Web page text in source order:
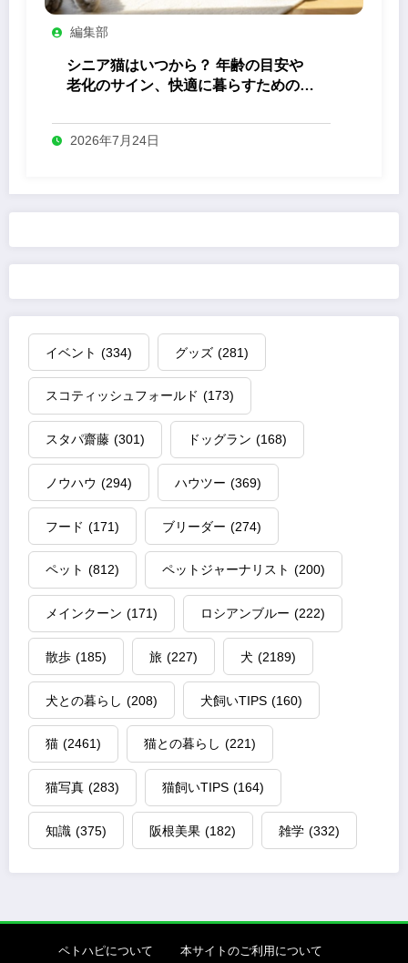
編集部
シニア猫はいつから？ 年齢の目安や
老化のサイン、快適に暮らすためのケ
2026年7月24日
イベント (334) グッズ (281)
スコティッシュフォールド (173)
スタパ齋藤 (301) ドッグラン (168)
ノウハウ (294) ハウツー (369)
フード (171) ブリーダー (274)
ペット (812) ペットジャーナリスト (200)
メインクーン (171) ロシアンブルー (222)
散歩 (185) 旅 (227) 犬 (2189)
犬との暮らし (208) 犬飼いTIPS (160)
猫 (2461) 猫との暮らし (221)
猫写真 (283) 猫飼いTIPS (164)
知識 (375) 阪根美果 (182) 雑学 (332)
ペトハピについて 本サイトのご利用について